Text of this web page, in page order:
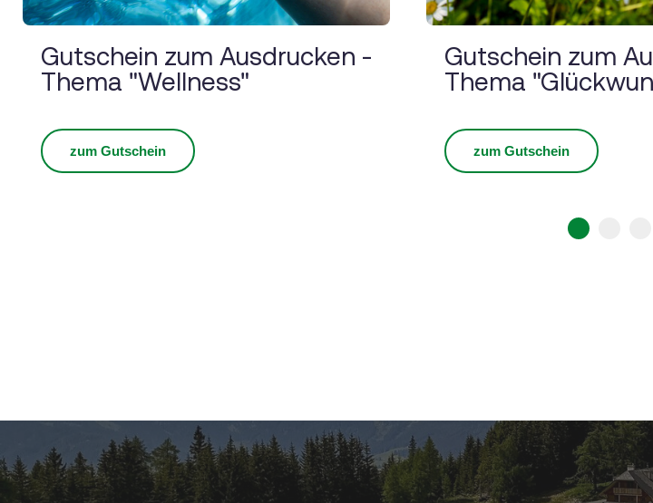
Gutschein zum Ausdrucken -
Thema "Wellness"
zum Gutschein
Gutschein zum
Thema
zum Gutschein